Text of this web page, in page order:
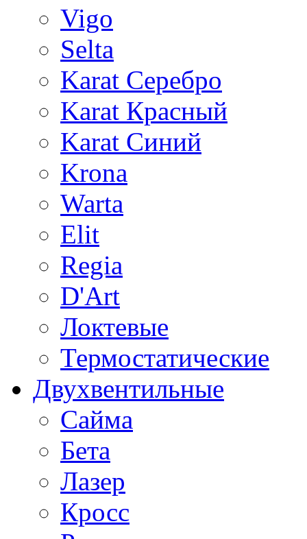
Vigo
Selta
Karat Серебро
Karat Красный
Karat Синий
Krona
Warta
Elit
Regia
D'Art
Локтевые
Термостатические
Двухвентильные
Сайма
Бета
Лазер
Кросс